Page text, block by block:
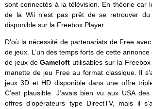
sont connectés à la télévision. En théorie car
de la Wii n’est pas prêt de se retrouver du
disponible sur la Freebox Player.
D’où la nécessité de partenariats de Free
de jeux. L’un des temps forts de cette
de jeux deGameloft utilisables sur la
manette de jeu Free au format classique. Il
jeux 3D et HD disponible dans une offre
C’est plausible. J’avais bien vu aux USA
offres d’opérateurs type DirectTV, mais il